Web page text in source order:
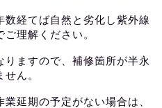
数経てば自然と劣化し紫外線
理解ください。
ますので、補修箇所が半永
ん。
延期の予定がない場合は、